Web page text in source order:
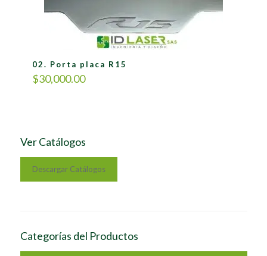
02. Porta placa R15
$30,000.00
Ver Catálogos
Descargar Catálogos
Categorías del Productos